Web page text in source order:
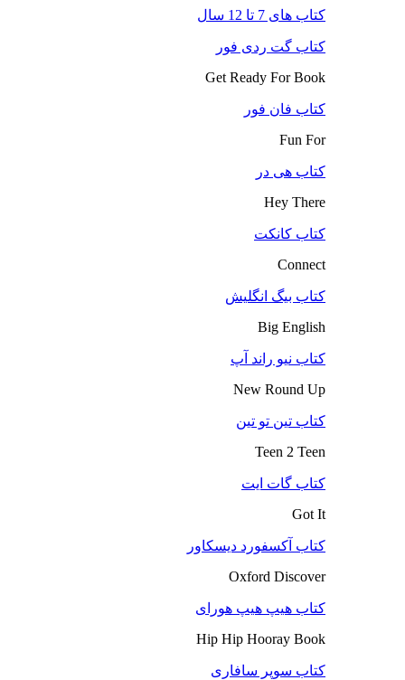
کتاب های 7 تا 12 سال
کتاب گت ردی فور
Get Ready For Book
کتاب فان فور
Fun For
کتاب هی در
Hey There
کتاب کانکت
Connect
کتاب بیگ انگلیش
Big English
کتاب نیو راند آپ
New Round Up
کتاب تین تو تین
Teen 2 Teen
کتاب گات ایت
Got It
کتاب آکسفورد دیسکاور
Oxford Discover
کتاب هیپ هیپ هورای
Hip Hip Hooray Book
کتاب سوپر سافاری